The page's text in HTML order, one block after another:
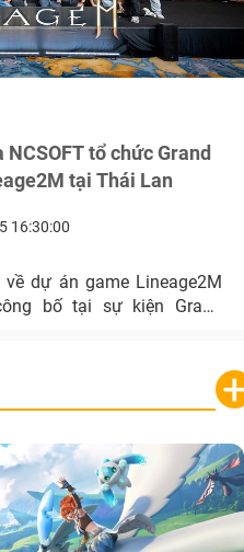
tổ chức Grand
tại Thái Lan
16:30:00
dự án game Lineage2M
bố tại sự kiện Grand